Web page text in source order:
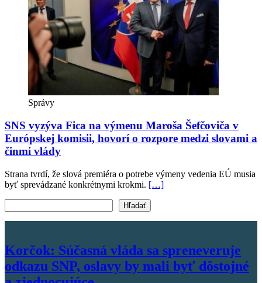
Správy
SNS vyzýva Fica na výmenu Maroša Šefčoviča v
Európskej komisii, hovorí o rozpore medzi slovami a
činmi vlády
Strana tvrdí, že slová premiéra o potrebe výmeny vedenia EÚ musia
byť sprevádzané konkrétnymi krokmi. […]
Hľadať
Korčok: Súčasná vláda sa spreneveruje
odkazu SNP, oslavy by mali byť dôstojné